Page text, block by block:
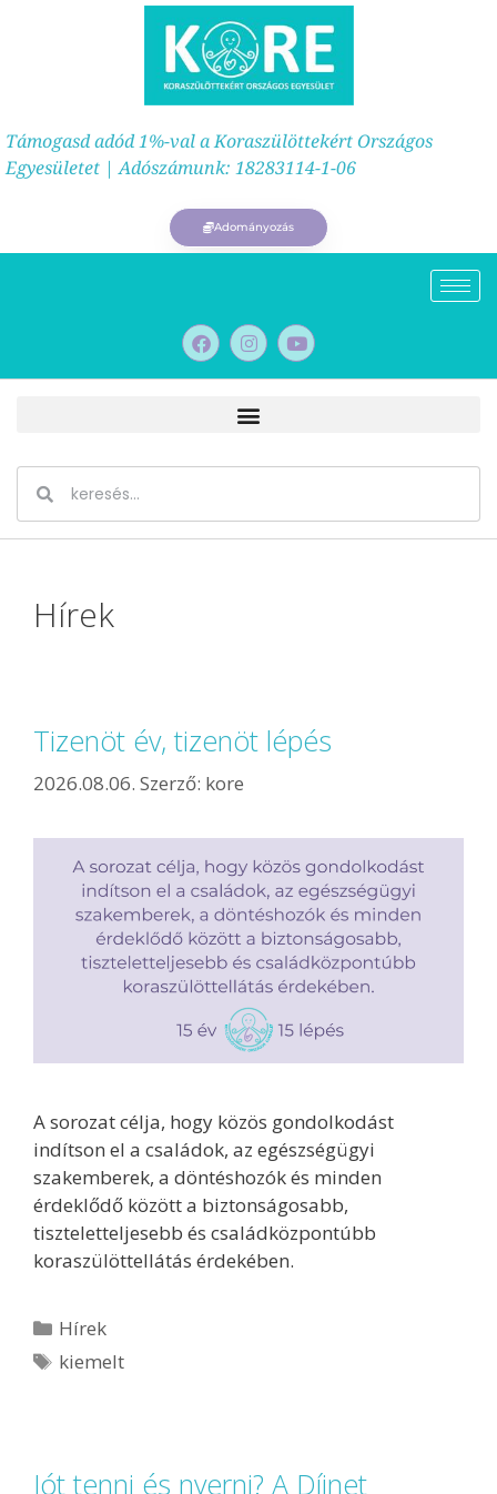
Támogasd adód 1%-val a Koraszülöttekért Országos
Egyesületet | Adószámunk: 18283114-1-06
Adományozás
Hírek
Tizenöt év, tizenöt lépés
2026.08.06. Szerző: kore
A sorozat célja, hogy közös gondolkodást
indítson el a családok, az egészségügyi
szakemberek, a döntéshozók és minden
érdeklődő között a biztonságosabb,
tiszteletteljesebb és családközpontúbb
koraszülöttellátás érdekében.
Hírek
kiemelt
Jót tenni és nyerni? A Díjnet